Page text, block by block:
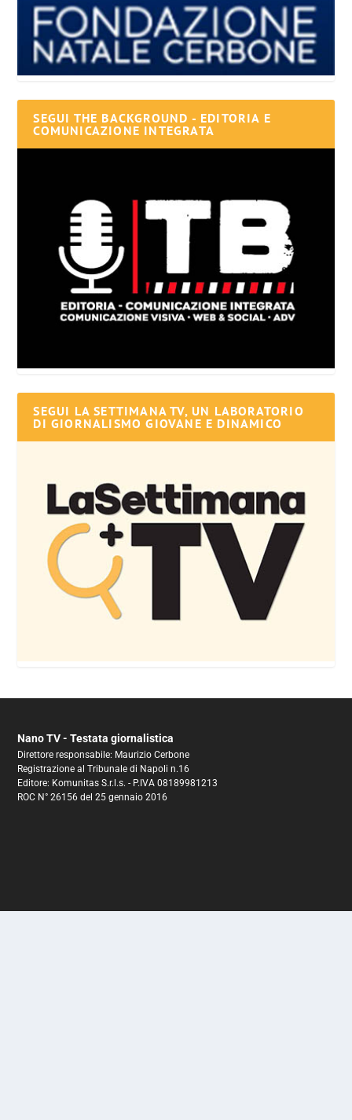
SEGUI THE BACKGROUND - EDITORIA E
COMUNICAZIONE INTEGRATA
SEGUI LA SETTIMANA TV, UN LABORATORIO
DI GIORNALISMO GIOVANE E DINAMICO
Nano TV - Testata giornalistica
Direttore responsabile: Maurizio Cerbone
Registrazione al Tribunale di Napoli n.16
Editore: Komunitas S.r.l.s. - P.IVA 08189981213
ROC N° 26156 del 25 gennaio 2016